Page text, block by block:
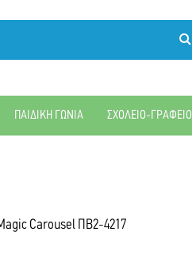
ΠΑΙΔΙΚΗ ΓΩΝΙΑ ΣΧΟΛΕΙΟ-ΓΡΑΦΕΙΟ
Carousel ΠΒ2-4217